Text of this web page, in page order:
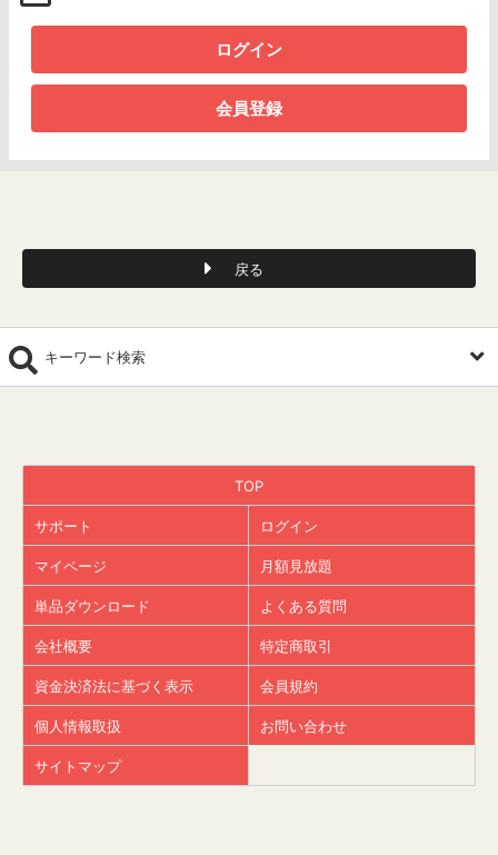
ログイン
会員登録
戻る
キーワード検索
TOP
サポート ログイン
マイページ 月額見放題
単品ダウンロード よくある質問
会社概要 特定商取引
資金決済法に基づく表示 会員規約
個人情報取扱 お問い合わせ
サイトマップ